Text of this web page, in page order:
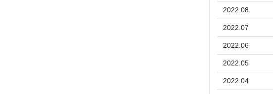
2022.08
2022.07
2022.06
2022.05
2022.04